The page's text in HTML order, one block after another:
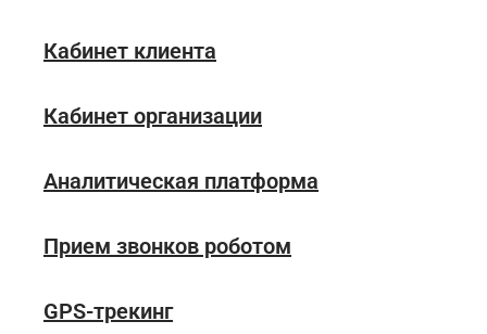
Кабинет клиента
Кабинет организации
Аналитическая платформа
Прием звонков роботом
GPS-трекинг